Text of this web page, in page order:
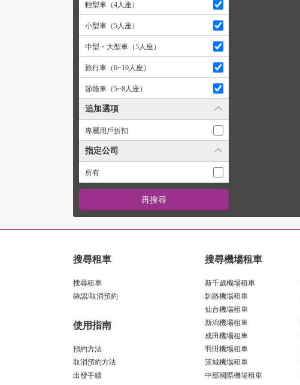
輕型車（4人座）
小型車（5人座）
中型・大型車（5人座）
旅行車（6~10人座）
節能車（5~8人座）
追加選項
專屬用戶折扣
指定公司
所有
搜尋租車
搜尋租車
確認/取消預約
使用指南
預約方法
取消預約方法
出發手續
搜尋機場租車
新千歲機場租車
釧路機場租車
仙台機場租車
新潟機場租車
成田機場租車
羽田機場租車
茨城機場租車
中部國際機場租車